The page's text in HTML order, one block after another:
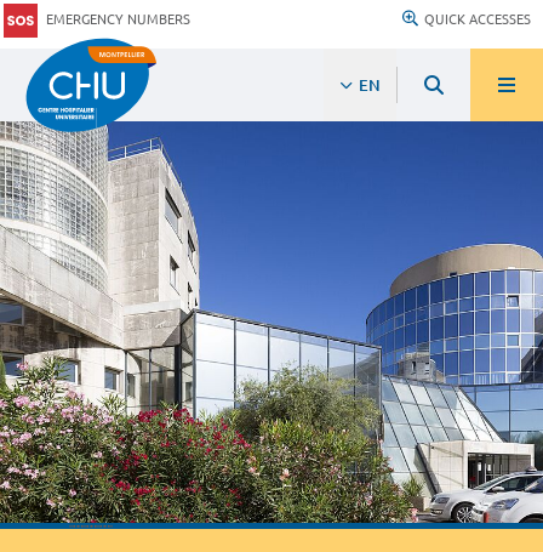
EMERGENCY NUMBERS QUICK ACCESSES
EN